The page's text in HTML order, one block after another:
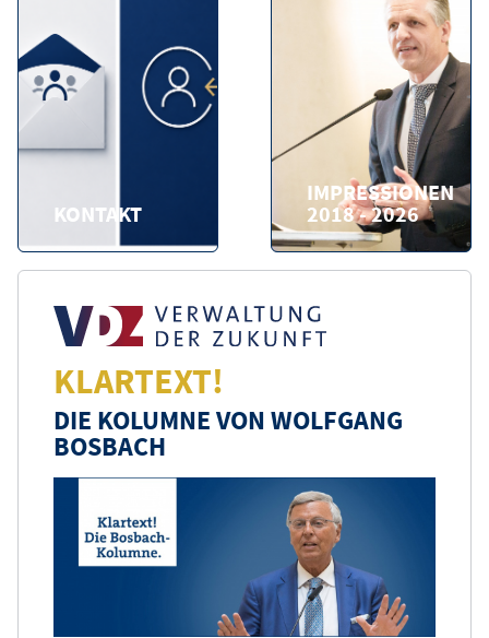
KONTAKT
IMPRESSIONEN
2018 - 2026
KLARTEXT!
DIE KOLUMNE VON WOLFGANG
BOSBACH